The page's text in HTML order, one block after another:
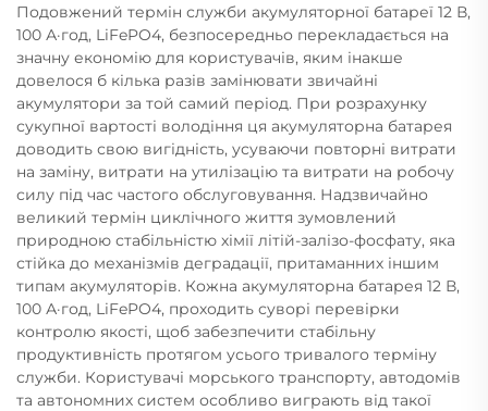
Подовжений термін служби акумуляторної батареї 12 В,
100 А·год, LiFePO4, безпосередньо перекладається на
значну економію для користувачів, яким інакше
довелося б кілька разів замінювати звичайні
акумулятори за той самий період. При розрахунку
сукупної вартості володіння ця акумуляторна батарея
доводить свою вигідність, усуваючи повторні витрати
на заміну, витрати на утилізацію та витрати на робочу
силу під час частого обслуговування. Надзвичайно
великий термін циклічного життя зумовлений
природною стабільністю хімії літій-залізо-фосфату, яка
стійка до механізмів деградації, притаманних іншим
типам акумуляторів. Кожна акумуляторна батарея 12 В,
100 А·год, LiFePO4, проходить суворі перевірки
контролю якості, щоб забезпечити стабільну
продуктивність протягом усього тривалого терміну
служби. Користувачі морського транспорту, автодомів
та автономних систем особливо виграють від такої